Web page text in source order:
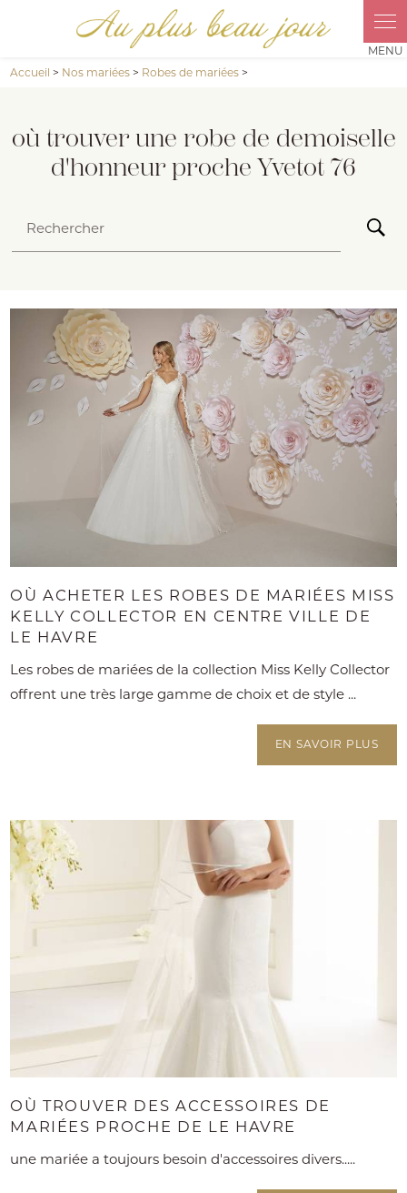
Accueil > Nos mariées > Robes de mariées>
où trouver une robe de demoiselle
d'honneur proche Yvetot 76
Rechercher
OÙ ACHETER LES ROBES DE MARIÉES MISS
KELLY COLLECTOR EN CENTRE VILLE DE
LE HAVRE
Les robes de mariées de la collection Miss Kelly Collector
offrent une très large gamme de choix et de style ...
EN SAVOIR PLUS
OÙ TROUVER DES ACCESSOIRES DE
MARIÉES PROCHE DE LE HAVRE
une mariée a toujours besoin d'accessoires divers.....
Panneau de gestion des cookies